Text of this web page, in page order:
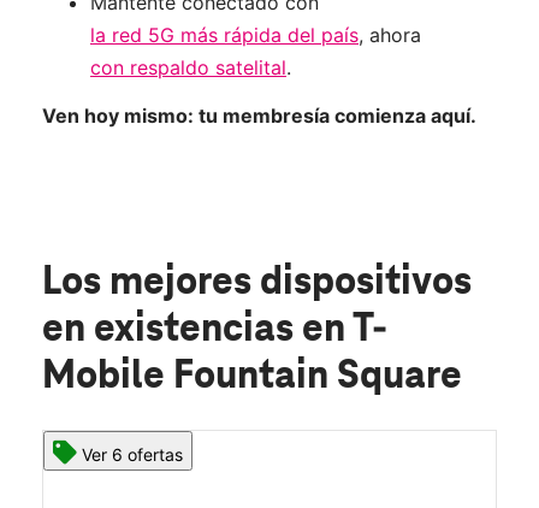
la red 5G más rápida del país, ahora
con respaldo satelital.
Ven hoy mismo: tu membresía comienza aquí.
Los mejores dispositivos
en existencias en T-
Mobile Fountain Square
Ver 6 ofertas